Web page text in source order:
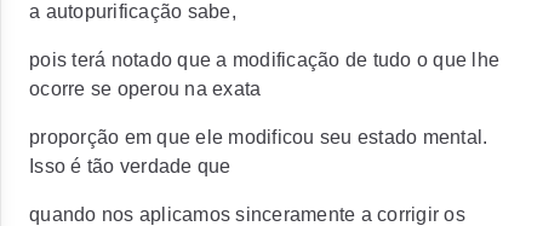
a autopurificação sabe,
pois terá notado que a modificação de tudo o que lhe
ocorre se operou na exata
proporção em que ele modificou seu estado mental.
Isso é tão verdade que
quando nos aplicamos sinceramente a corrigir os